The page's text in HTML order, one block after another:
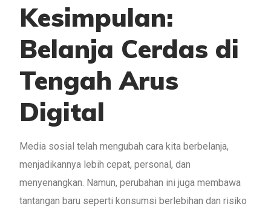
Kesimpulan:
Belanja Cerdas di
Tengah Arus
Digital
Media sosial telah mengubah cara kita berbelanja,
menjadikannya lebih cepat, personal, dan
menyenangkan. Namun, perubahan ini juga membawa
tantangan baru seperti konsumsi berlebihan dan risiko